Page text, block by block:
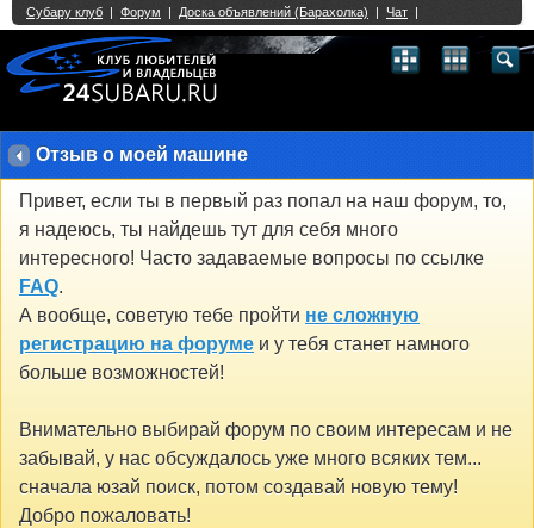
Отзыв о моей машине
Привет, если ты в первый раз попал на наш форум, то,
я надеюсь, ты найдешь тут для себя много
интересного! Часто задаваемые вопросы по ссылке
FAQ.
А вообще, советую тебе пройти не сложную
регистрацию на форуме и у тебя станет намного
больше возможностей!
Внимательно выбирай форум по своим интересам и не
забывай, у нас обсуждалось уже много всяких тем...
сначала юзай поиск, потом создавай новую тему!
Добро пожаловать!
Single Sign On provided byvBSSO
2 3 4 5 6 7 8 9 10 11 12 13 14 15 16 17 18 21 22 23 24 25 26
27 28 29 30 31 32 33 40 41 42 43